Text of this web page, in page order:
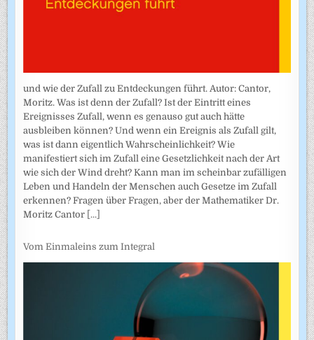
und wie der Zufall zu Entdeckungen führt. Autor: Cantor,
Moritz. Was ist denn der Zufall? Ist der Eintritt eines
Ereignisses Zufall, wenn es genauso gut auch hätte
ausbleiben können? Und wenn ein Ereignis als Zufall gilt,
was ist dann eigentlich Wahrscheinlichkeit? Wie
manifestiert sich im Zufall eine Gesetzlichkeit nach der Art
wie sich der Wind dreht? Kann man im scheinbar zufälligen
Leben und Handeln der Menschen auch Gesetze im Zufall
erkennen? Fragen über Fragen, aber der Mathematiker Dr.
Moritz Cantor [...]
Vom Einmaleins zum Integral